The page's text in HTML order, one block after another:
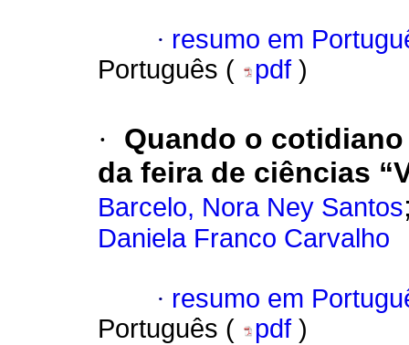
· resumo em
Português (
pdf )
·
Quando o
da feira de ciências
Barcelo, Nora Ney Santos
Daniela Franco Carvalho
· resumo em
Português (
pdf )